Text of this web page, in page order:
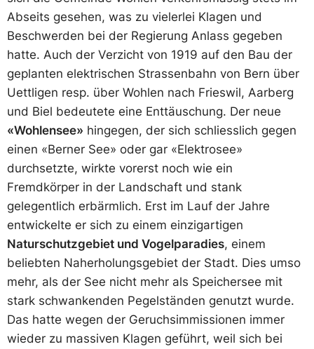
Abseits gesehen, was zu vielerlei Klagen und
Beschwerden bei der Regierung Anlass gegeben
hatte. Auch der Verzicht von 1919 auf den Bau der
geplanten elektrischen Strassenbahn von Bern über
Uettligen resp. über Wohlen nach Frieswil, Aarberg
und Biel bedeutete eine Enttäuschung. Der neue
«Wohlensee» hingegen, der sich schliesslich gegen
einen «Berner See» oder gar «Elektrosee»
durchsetzte, wirkte vorerst noch wie ein
Fremdkörper in der Landschaft und stank
gelegentlich erbärmlich. Erst im Lauf der Jahre
entwickelte er sich zu einem einzigartigen
Naturschutzgebiet und Vogelparadies, einem
beliebten Naherholungsgebiet der Stadt. Dies umso
mehr, als der See nicht mehr als Speichersee mit
stark schwankenden Pegelständen genutzt wurde.
Das hatte wegen der Geruchsimmissionen immer
wieder zu massiven Klagen geführt, weil sich bei